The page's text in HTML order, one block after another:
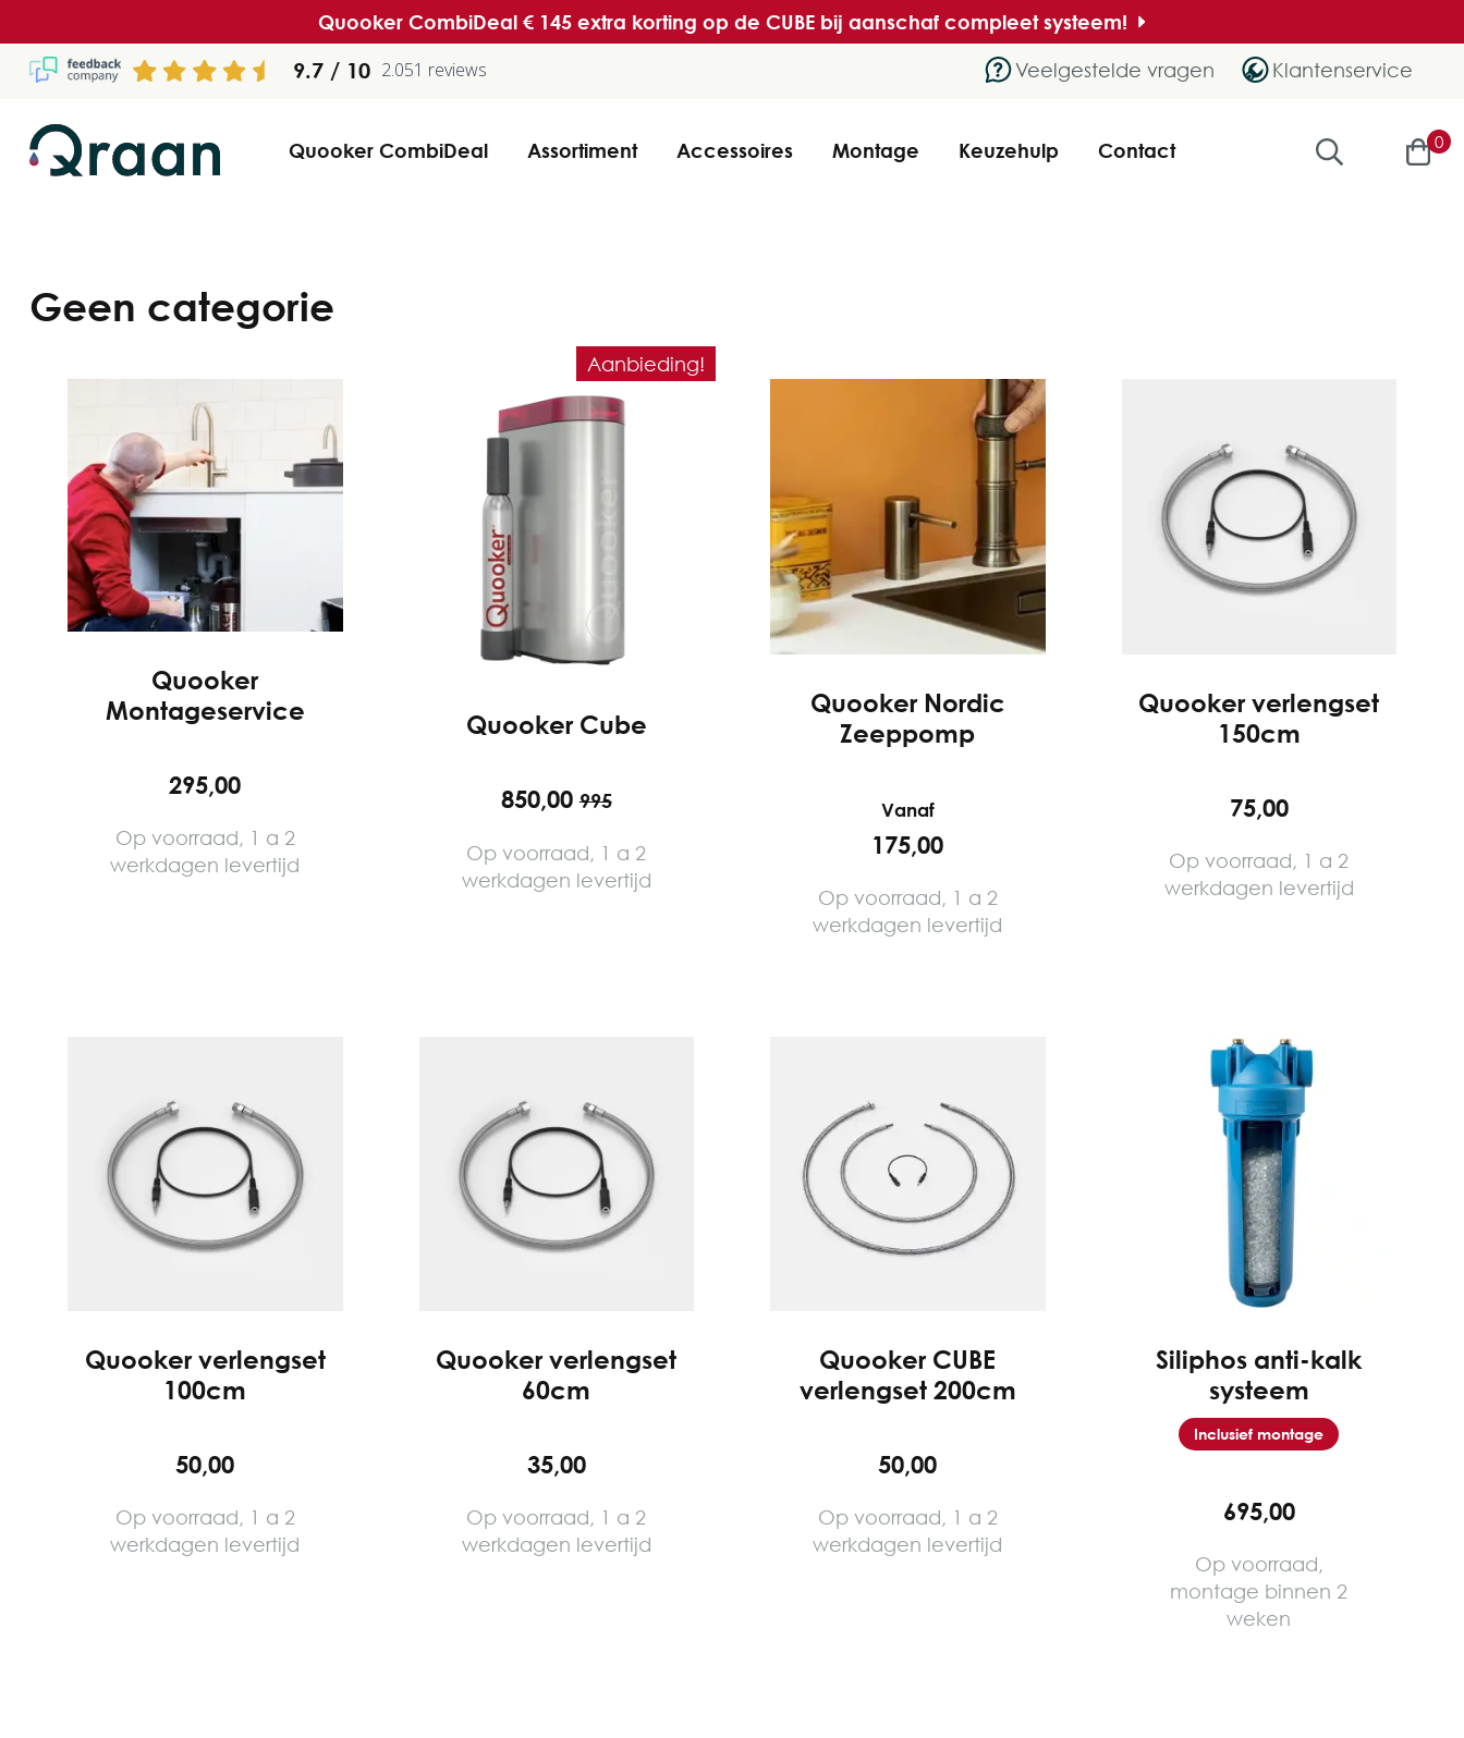
Quooker CombiDeal € 145 extra korting op de CUBE bij aanschaf compleet systeem!
9.7 2.051 reviews Veelgestelde vragen Klantenservice
Quooker CombiDeal Assortiment Accessoires Montage Keuzehulp Contact 0
Geen categorie
Quooker
Montageservice
295,00
Op voorraad, 1 a 2
werkdagen levertijd
Aanbieding!
Quooker Cube
850,00995
Op voorraad, 1 a 2
werkdagen levertijd
Quooker Nordic
Zeeppomp
Vanaf
175,00
Op voorraad, 1 a 2
werkdagen levertijd
Quooker verlengset
150cm
75,00
Op voorraad, 1 a 2
werkdagen levertijd
Quooker verlengset
100cm
50,00
Op voorraad, 1 a 2
werkdagen levertijd
Quooker verlengset
60cm
35,00
Op voorraad, 1 a 2
werkdagen levertijd
Quooker CUBE
verlengset 200cm
50,00
Op voorraad, 1 a 2
werkdagen levertijd
Siliphos anti-kalk
systeem
Inclusief montage
695,00
Op voorraad,
montage binnen 2
weken